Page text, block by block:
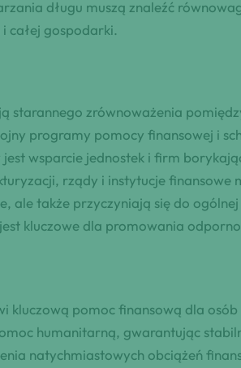
długu muszą znaleźć
całej gospodarki.
zrównoważenia
programy pomocy finansowej i
wsparcie jednostek i firm
rządy i instytucje finansowe
ale także przyczyniają się do
kluczowe dla promowania
pomoc finansową dla
humanitarną, gwarantując
natychmiastowych obciążeń